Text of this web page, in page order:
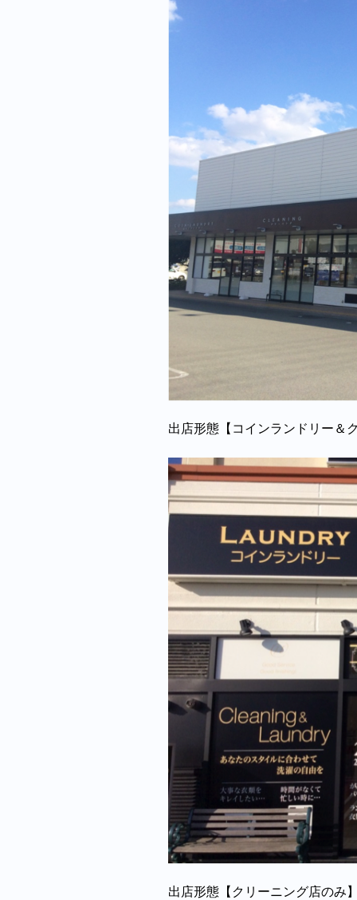
出店形態【コインランドリー＆
出店形態【クリーニング店のみ